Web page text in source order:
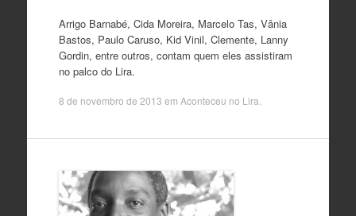
Arrigo Barnabé, Cida Moreira, Marcelo Tas, Vânia
Bastos, Paulo Caruso, Kid Vinil, Clemente, Lanny
Gordin, entre outros, contam quem eles assistiram
no palco do Lira.
8 de novembro de 2013 em Aconteceu no Lira